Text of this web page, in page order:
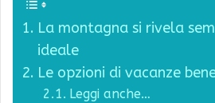
La montagna si rivela
ideale
Le opzioni di vacanze
Leggi anche…